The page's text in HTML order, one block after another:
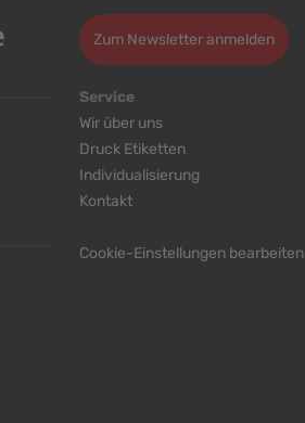
Zum Newsletter anmelden
Service
Wir über uns
Druck Etiketten
Individualisierung
Kontakt
Cookie-Einstellungen bearbeiten